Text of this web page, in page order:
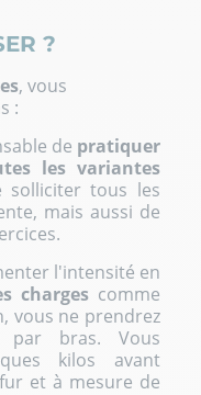
?
, vous
:
de pratiquer
les variantes
solliciter tous les
mais aussi de
l'intensité en
chargescomme
vous ne prendrez
par bras. Vous
kilos avant
et à mesure de